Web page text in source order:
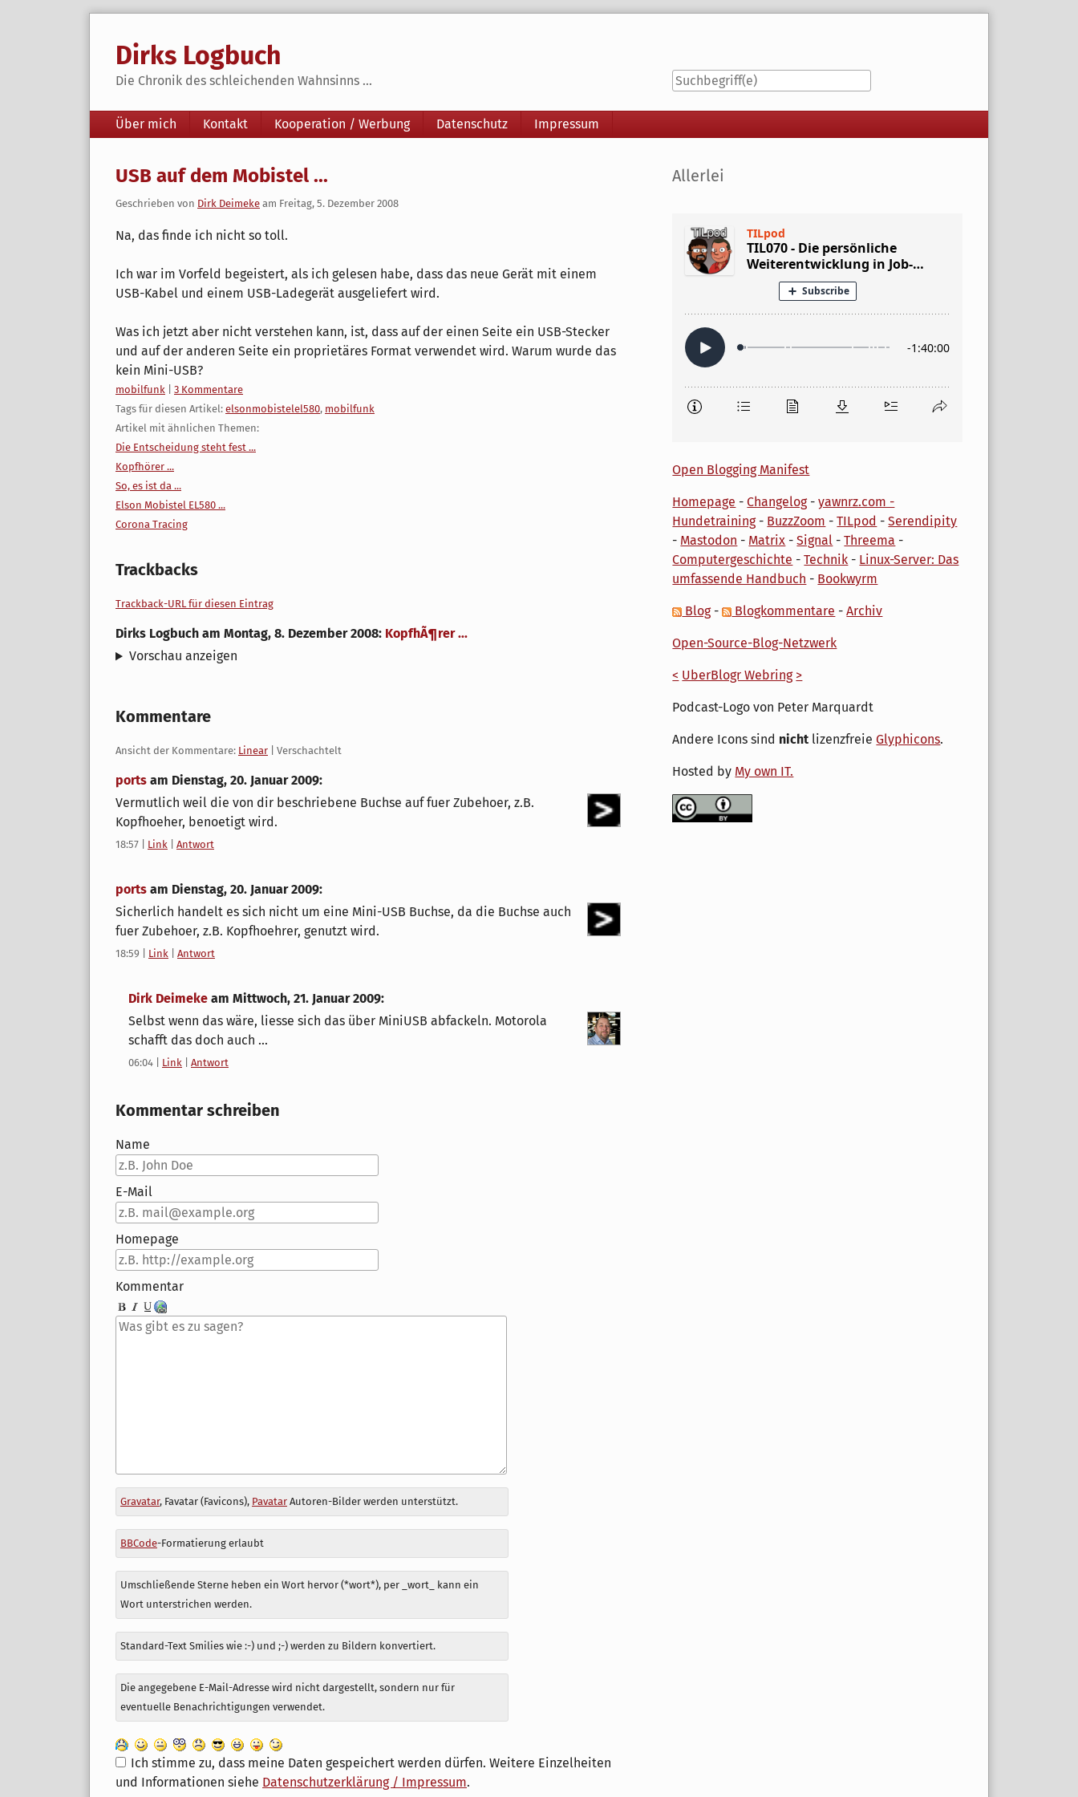
Dirks Logbuch
Die Chronik des schleichenden Wahnsinns ...
Navigation
Über mich Kontakt Kooperation / Werbung Datenschutz Impressum
USB auf dem Mobistel ...
Geschrieben von Dirk Deimeke am Freitag, 5. Dezember 2008
Na, das finde ich nicht so toll.
Ich war im Vorfeld begeistert, als ich gelesen habe, dass das neue Gerät mit einem
USB-Kabel und einem USB-Ladegerät ausgeliefert wird.
Was ich jetzt aber nicht verstehen kann, ist, dass auf der einen Seite ein USB-Stecker
und auf der anderen Seite ein proprietäres Format verwendet wird. Warum wurde das
kein Mini-USB?
Kategorien:
mobilfunk
3 Kommentare
Tags für diesen Artikel: elsonmobistelel580, mobilfunk
Artikel mit ähnlichen Themen:
Die Entscheidung steht fest ...
Kopfhörer ...
So, es ist da ...
Elson Mobistel EL580 ...
Corona Tracing
Trackbacks
Trackback-URL für diesen Eintrag
Dirks Logbuch am Montag, 8. Dezember 2008: KopfhÃ¶rer ...
Vorschau anzeigen
Kommentare
Ansicht der Kommentare: Linear | Verschachtelt
ports am Dienstag, 20. Januar 2009:
Vermutlich weil die von dir beschriebene Buchse auf fuer Zubehoer, z.B.
Kopfhoeher, benoetigt wird.
18:57 Link Antwort
ports am Dienstag, 20. Januar 2009:
Sicherlich handelt es sich nicht um eine Mini-USB Buchse, da die Buchse auch
fuer Zubehoer, z.B. Kopfhoehrer, genutzt wird.
18:59 Link Antwort
Dirk Deimeke am Mittwoch, 21. Januar 2009:
Selbst wenn das wäre, liesse sich das über MiniUSB abfackeln. Motorola
schafft das doch auch ...
06:04 Link Antwort
Kommentar schreiben
Name
E-Mail
Homepage
Kommentar
Antwort
zu
Gravatar, Favatar (Favicons), PavatarAutoren-Bilder werden unterstützt.
BBCode-Formatierung erlaubt
Umschließende Sterne heben ein Wort hervor (*wort*), per _wort_ kann ein
Wort unterstrichen werden.
Standard-Text Smilies wie :-) und ;-) werden zu Bildern konvertiert.
Die angegebene E-Mail-Adresse wird nicht dargestellt, sondern nur für
eventuelle Benachrichtigungen verwendet.
Ich stimme zu, dass meine Daten gespeichert werden dürfen. Weitere Einzelheiten
und Informationen siehe Datenschutzerklärung / Impressum.
Seitenleiste
Allerlei
Open Blogging Manifest
Homepage -Changelog-yawnrz.com -
Hundetraining- BuzzZoom -TILpod -Serendipity
- Mastodon - Matrix -Signal -Threema -
Computergeschichte -Technik - Linux-Server: Das
umfassende Handbuch - Bookwyrm
Blog- Blogkommentare -Archiv
Open-Source-Blog-Netzwerk
< UberBlogr Webring >
Podcast-Logo von Peter Marquardt
Andere Icons sind nicht lizenzfreieGlyphicons.
Hosted by My own IT.